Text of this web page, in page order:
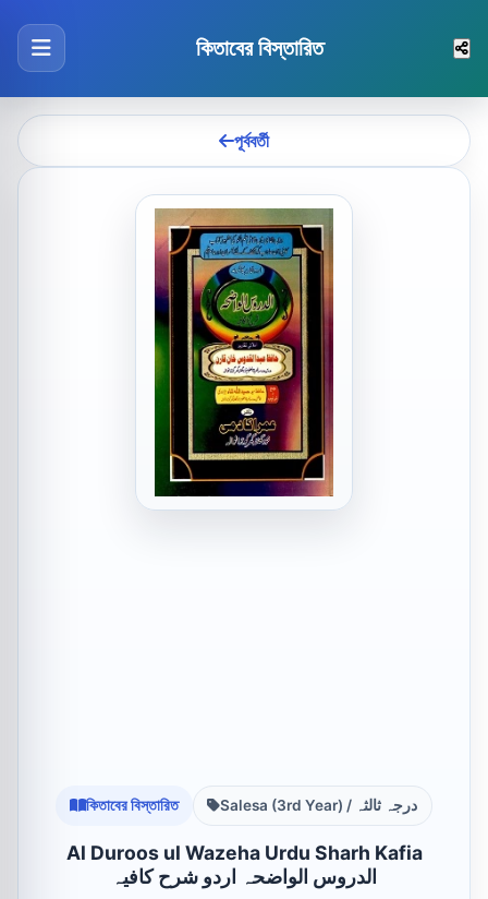
কিতাবের বিস্তারিত
পূর্ববর্তী
কিতাবের বিস্তারিত Salesa (3rd Year) / درجہ ثالثہ
Al Duroos ul Wazeha Urdu Sharh Kafia
الدروس الواضحہ اردو شرح کافیہ